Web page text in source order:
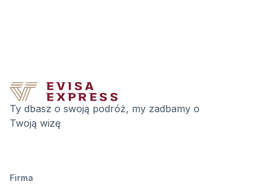
Ty dbasz o swoją podróż, my zadbamy o
Twoją wizę
Firma